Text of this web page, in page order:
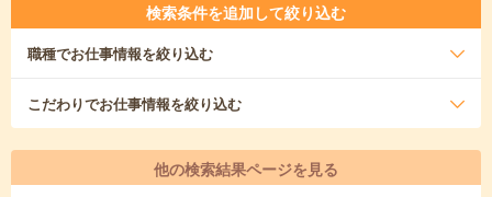
検索条件を追加して絞り込む
職種でお仕事情報を絞り込む
こだわりでお仕事情報を絞り込む
他の検索結果ページを見る